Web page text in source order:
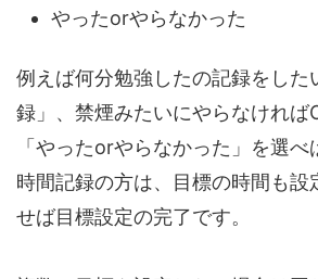
やったorやらなかった
例えば何分勉強したの記録をした
録」、禁煙みたいにやらなければ
「やったorやらなかった」を選べ
時間記録の方は、目標の時間も設
せば目標設定の完了です。